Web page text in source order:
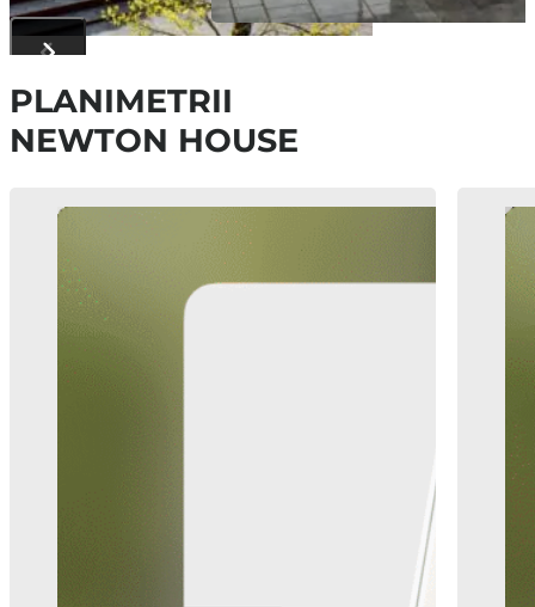
PLANIMETRII
NEWTON HOUSE